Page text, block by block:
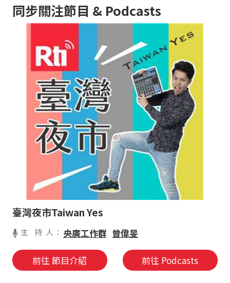
同步關注節目 & Podcasts
臺灣夜市Taiwan Yes
主 持 人： 央廣工作群 曾偉旻
前往 節目介紹 前往 Podcasts